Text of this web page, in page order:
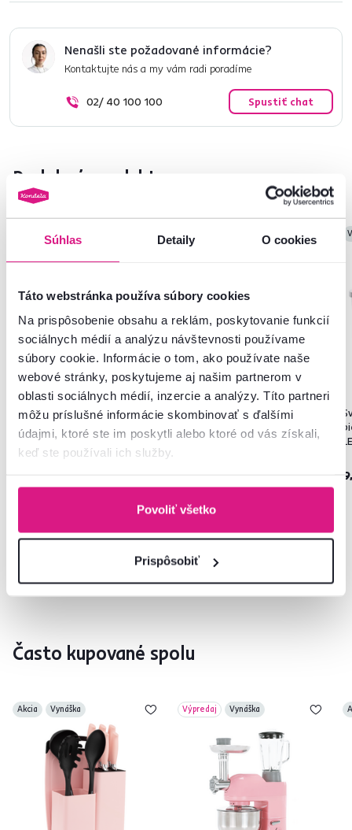
Súhlas Detaily O cookies
Táto webstránka používa súbory cookies
Na prispôsobenie obsahu a reklám, poskytovanie funkcií
sociálnych médií a analýzu návštevnosti používame
súbory cookie. Informácie o tom, ako používate naše
webové stránky, poskytujeme aj našim partnerom v
oblasti sociálnych médií, inzercie a analýzy. Títo partneri
môžu príslušné informácie skombinovať s ďalšími
údajmi, ktoré ste im poskytli alebo ktoré od vás získali,
keď ste používali ich služby.
Povoliť všetko
Prispôsobiť
Nenašli ste požadované informácie?
Kontaktujte nás a my vám radi poradíme
02/ 40 100 100 Spustiť chat
Podobné produkty
Vynáška
5,0 8
TEMPO-KONDELA KAHON,
sada nožov a kuchynského
náradia, 10 ks, v stojane, ružová
Výpredaj
4,8 93
TEMPO-KONDELA KANTE,
kuchynský robot, 1800 W, 5 l,
ružová/chróm
5 Farba - detailná
Často kupované spolu
Akcia Vynáška Výpredaj Vynáška